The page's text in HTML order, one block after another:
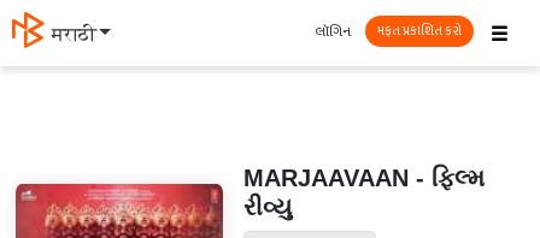
मराठी ☰
લૉગિન મફત પ્રકાશિત કરો
MARJAAVAAN - ફિલ્મ
રીવ્યુ